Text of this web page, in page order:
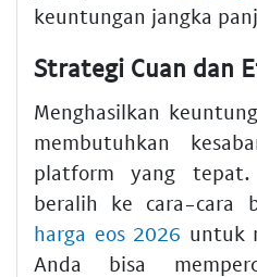
keuntungan jangka
Strategi Cuan dan
Menghasilkan
membutuhkan
platform yang
beralih ke cara-cara
harga eos 2026 untuk
Anda bisa